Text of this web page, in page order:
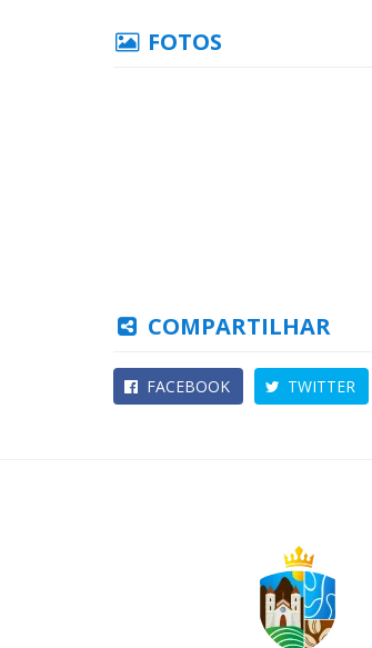
FOTOS
COMPARTILHAR
FACEBOOK TWITTER